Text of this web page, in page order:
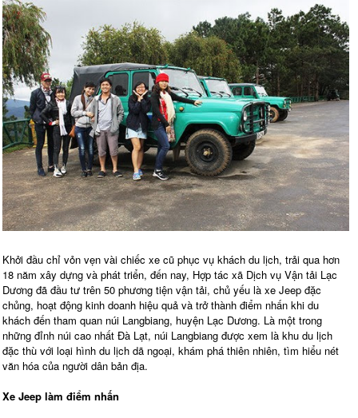
Khởi đầu chỉ vỏn vẹn vài chiếc xe cũ phục vụ khách du lịch, trải qua hơn
18 năm xây dựng và phát triển, đến nay, Hợp tác xã Dịch vụ Vận tải Lạc
Dương đã đầu tư trên 50 phương tiện vận tải, chủ yếu là xe Jeep đặc
chủng, hoạt động kinh doanh hiệu quả và trở thành điểm nhấn khi du
khách đến tham quan núi Langbiang, huyện Lạc Dương. Là một trong
những đỉnh núi cao nhất Đà Lạt, núi Langbiang được xem là khu du lịch
đặc thù với loại hình du lịch dã ngoại, khám phá thiên nhiên, tìm hiểu nét
văn hóa của người dân bản địa.
Xe Jeep làm điểm nhấn